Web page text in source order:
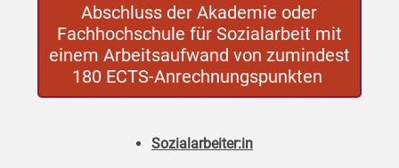
Abschluss der Akademie oder
Fachhochschule für Sozialarbeit mit
einem Arbeitsaufwand von zumindest
180 ECTS-Anrechnungspunkten
Sozialarbeiter:in